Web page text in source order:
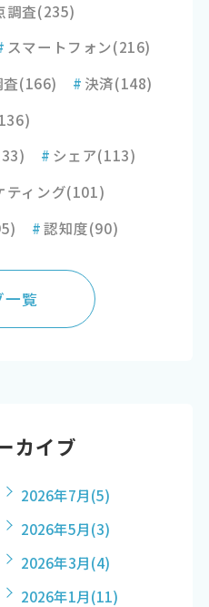
調査(235)
スマートフォン(216)
(166) # 決済(148)
# シェア(113)
ティング(101)
#認知度(90)
一覧
カイブ
2026年7月(5)
2026年5月(3)
2026年3月(4)
2026年1月(11)